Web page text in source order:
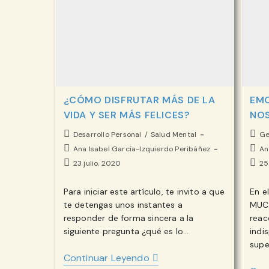
¿CÓMO DISFRUTAR MÁS DE LA
VIDA Y SER MÁS FELICES?
Categoría
de
la
Desarrollo Personal / Salud Mental
Autor
de
entrada:
Ana Isabel García-Izquierdo Peribáñez
Publicación
la
entrada:
23 julio, 2020
Para iniciar este artículo, te invito a que
te detengas unos instantes a
responder de forma sincera a la
siguiente pregunta ¿qué es lo…
Continuar Leyendo¿CÓMO
DISFRUTAR
de
la
de
la
En